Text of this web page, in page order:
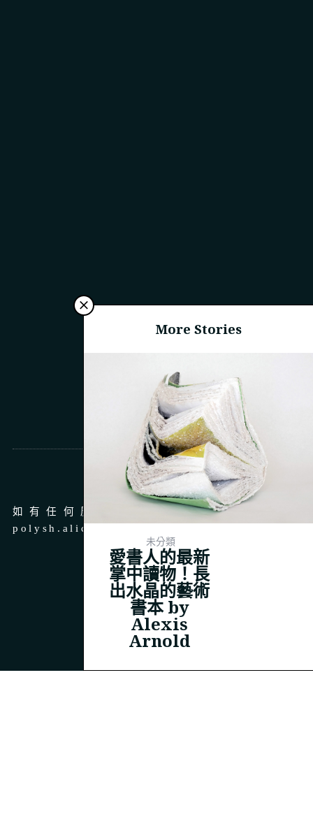
More Stories
未分類
愛書人的最新
掌中讀物！長
出水晶的藝術
書本 by
Alexis
Arnold
商務合作
如有任何廣告、商務合作，請 email 至
polysh.alice@gmail.com
© 2023THEPOLYSH.COM
BACK TO TOP